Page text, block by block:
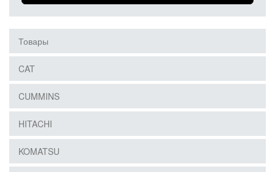
Товары
CAT
CUMMINS
HITACHI
KOMATSU